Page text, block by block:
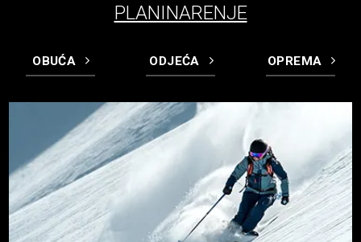
PLANINARENJE
OBUĆA ODJEĆA OPREMA